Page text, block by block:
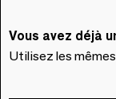
Vous avez déjà
Utilisez les